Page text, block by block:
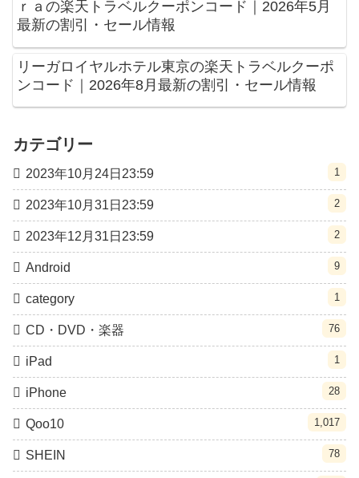
ｒａの楽天トラベルクーポンコード｜2026年5月
最新の割引・セール情報
リーガロイヤルホテル東京の楽天トラベルクーポ
ンコード｜2026年8月最新の割引・セール情報
カテゴリー
2023年10月24日23:59 1
2023年10月31日23:59 2
2023年12月31日23:59 2
Android 9
category 1
CD・DVD・楽器 76
iPad 1
iPhone 28
Qoo10 1,017
SHEIN 78